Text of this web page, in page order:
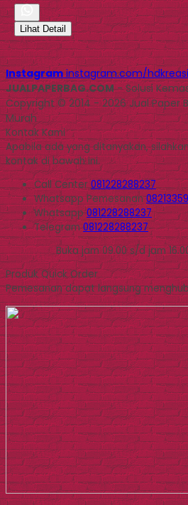
Lihat Detail
Instagram instagram.com/
JUALPAPERBAG.COM- Solusi
Copyright © 2014 - 2026 Jual Paper
Murah
Kontak Kami
Apabila ada yang ditanyakan,
kontak di bawah ini.
Call Center081228288237
WhatsappPemesanan
Whatsapp081228288237
Telegram081228288237
Buka jam 09.00 s/d jam
Produk Quick Order
Pemesanan dapat langsung